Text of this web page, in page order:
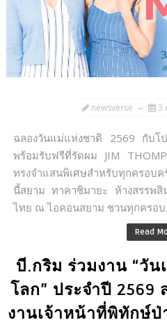
newsverse 3
ฉลองวันแม่แห่งชาติ 2569 กับโ
พร้อมรับฟรีที่รัดผม JIM
ทรงจำแสนพิเศษสำหรับทุกครอบค
นี้สยาม ทาคาชิมายะ ห้างสรรพ
ไทย ณ ไอคอนสยาม ชวนทุกครอบ
Read
บี.กริม ร่วมงาน “วั
โลก” ประจำปี
งานเจ้าหน้าที่พิทักษ์ป่